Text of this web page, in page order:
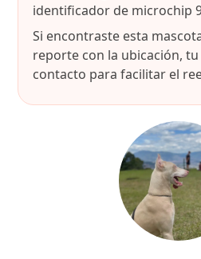
identificador de microchip
Si encontraste esta
reporte con la ubicación,
contacto para facilitar el